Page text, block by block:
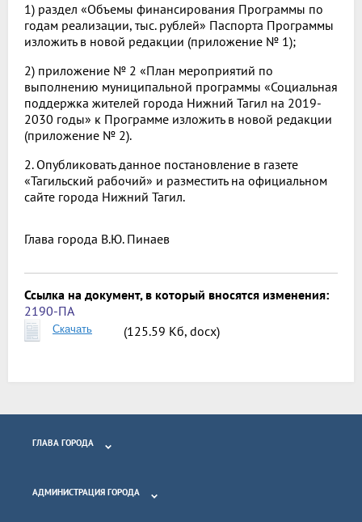
1) раздел «Объемы финансирования Программы по
годам реализации, тыс. рублей» Паспорта Программы
изложить в новой редакции (приложение № 1);
2) приложение № 2 «План мероприятий по
выполнению муниципальной программы «Социальная
поддержка жителей города Нижний Тагил на 2019-
2030 годы» к Программе изложить в новой редакции
(приложение № 2).
2. Опубликовать данное постановление в газете
«Тагильский рабочий» и разместить на официальном
сайте города Нижний Тагил.
Глава города В.Ю. Пинаев
Ссылка на документ, в который вносятся изменения:
2190-ПА
Скачать (125.59 Кб, docx)
ГЛАВА ГОРОДА
АДМИНИСТРАЦИЯ ГОРОДА